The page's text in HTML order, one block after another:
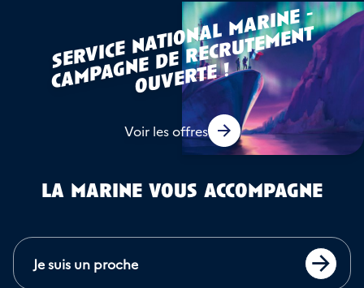
s
e
r
vi
c
e
n
a
ti
o
n
a
l
m
a
ri
n
e -
c
a
m
p
a
g
n
e
d
e
r
e
c
r
u
t
e
m
e
n
t
o
u
v
e
r
t
e !
Voir les offres
la marine vous accompagne
Je suis un proche